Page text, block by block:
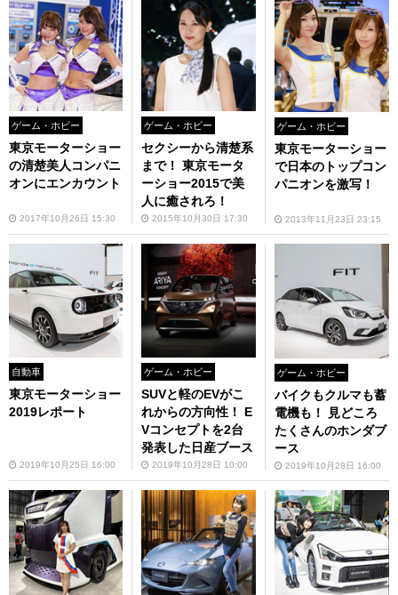
ゲーム・ホビー
東京モーターショー
の清楚美人コンパニ
オンにエンカウント
2017年10月26日 15:30
ゲーム・ホビー
セクシーから清楚系
まで！ 東京モータ
ーショー2015で美
人に癒されろ！
2015年10月30日 17:30
ゲーム・ホビー
東京モーターショー
で日本のトップコン
パニオンを激写！
2013年11月23日 23:15
自動車
東京モーターショー
2019レポート
2019年10月25日 16:00
ゲーム・ホビー
SUVと軽のEVがこ
れからの方向性！ E
Vコンセプトを2台
発表した日産ブース
2019年10月28日 10:00
ゲーム・ホビー
バイクもクルマも蓄
電機も！ 見どころ
たくさんのホンダブ
ース
2019年10月28日 16:00